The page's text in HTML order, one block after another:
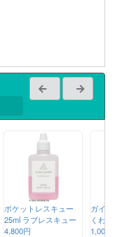
ポケットレスキュー
25ml ラブレスキュー
4,800円
ガイ
くわ
1,000